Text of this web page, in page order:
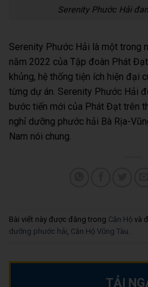
Serenity Phước Hải
Serenity Phước Hải là một trong
năm 2022 của Tập đoàn Phát
khủng, hệ thống tiện ích hiện đại
từng dự án. Serenity Phước Hải
bước tiến mới của Phát Đạt trên
nghỉ dưỡng phước hải Bà Rịa-
Nam nói chung.
Bài viết này được đăng trong Căn Hộ và
dưỡng phước hải, Căn Hộ Vũng Tàu.
TẢI